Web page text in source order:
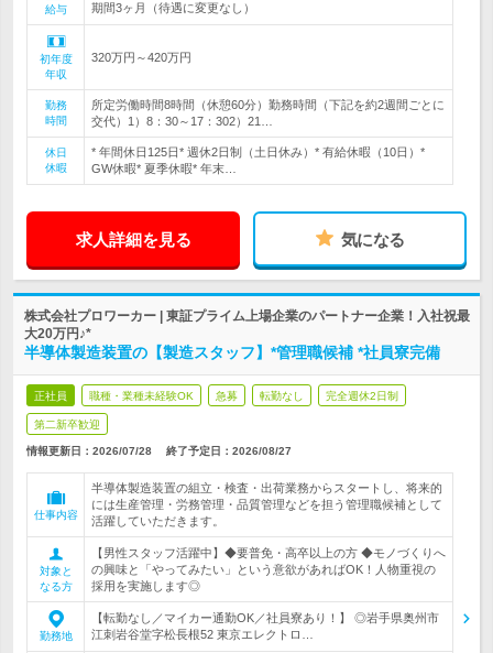
給与
期間3ヶ月（待遇に変更なし）
初年度
年収
320万円～420万円
勤務
時間
所定労働時間8時間（休憩60分）勤務時間（下記を約2週間ごとに
交代）1）8：30～17：302）21…
休日
休暇
* 年間休日125日* 週休2日制（土日休み）* 有給休暇（10日）*
GW休暇* 夏季休暇* 年末…
求人詳細を見る 気になる
株式会社プロワーカー | 東証プライム上場企業のパートナー企業！入社祝最
大20万円♪*
半導体製造装置の【製造スタッフ】*管理職候補 *社員寮完備
正社員 職種・業種未経験OK 急募 転勤なし 完全週休2日制
第二新卒歓迎
情報更新日：2026/07/28 終了予定日： 2026/08/27
仕事内容
半導体製造装置の組立・検査・出荷業務からスタートし、将来的
には生産管理・労務管理・品質管理などを担う管理職候補として
活躍していただきます。
対象と
なる方
【男性スタッフ活躍中】◆要普免・高卒以上の方 ◆モノづくりへ
の興味と「やってみたい」という意欲があればOK！人物重視の
採用を実施します◎
勤務地
【転勤なし／マイカー通勤OK／社員寮あり！】 ◎岩手県奥州市
江刺岩谷堂字松長根52 東京エレクトロ…